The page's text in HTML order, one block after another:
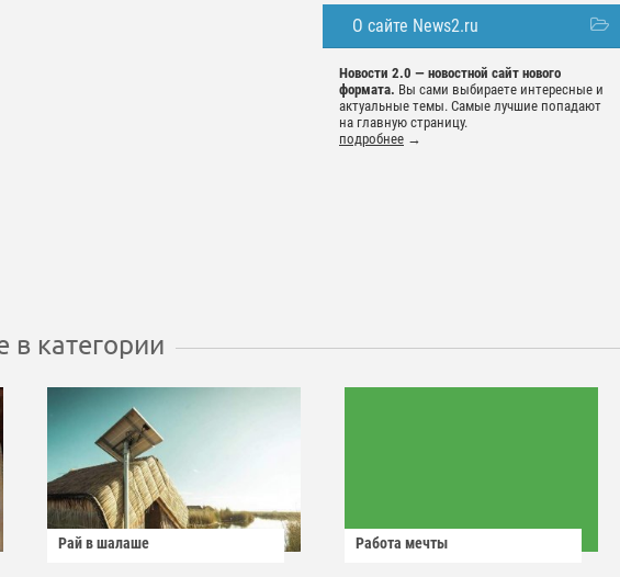
О сайте News2.ru
Новости 2.0 — новостной сайт нового
формата. Вы сами выбираете интересные и
актуальные темы. Самые лучшие попадают
на главную страницу.
подробнее →
в категории
Рай в шалаше Работа мечты